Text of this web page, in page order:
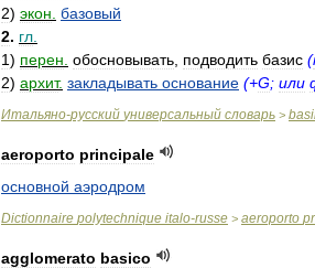
2) экон базовый
2. гл
1) перен обосновывать подводить базис (
2) архит. закладывать основание (+G; или
Итальяно-русский универсальный словарь >
aeroporto principale
основной аэродром
Dictionnaire polytechnique italo-russe > aeroporto
agglomerato basico